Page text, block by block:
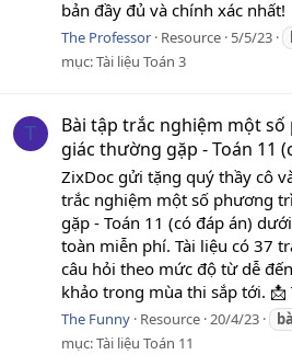
bản đầy đủ và chính xác nhất!
The Professor Resource 5/5/23
mục:Tài liệu Toán 3
T
Bài tập trắc nghiệm một
giác thường gặp - Toán 11
ZixDoc gửi tặng quý thầy cô
trắc nghiệm một số phương
gặp - Toán 11 (có đáp án)
toàn miễn phí. Tài liệu có 37
câu hỏi theo mức độ từ dễ
khảo trong mùa thi sắp tới. 📩
The Funny Resource 20/4/23
mục:Tài liệu Toán 11